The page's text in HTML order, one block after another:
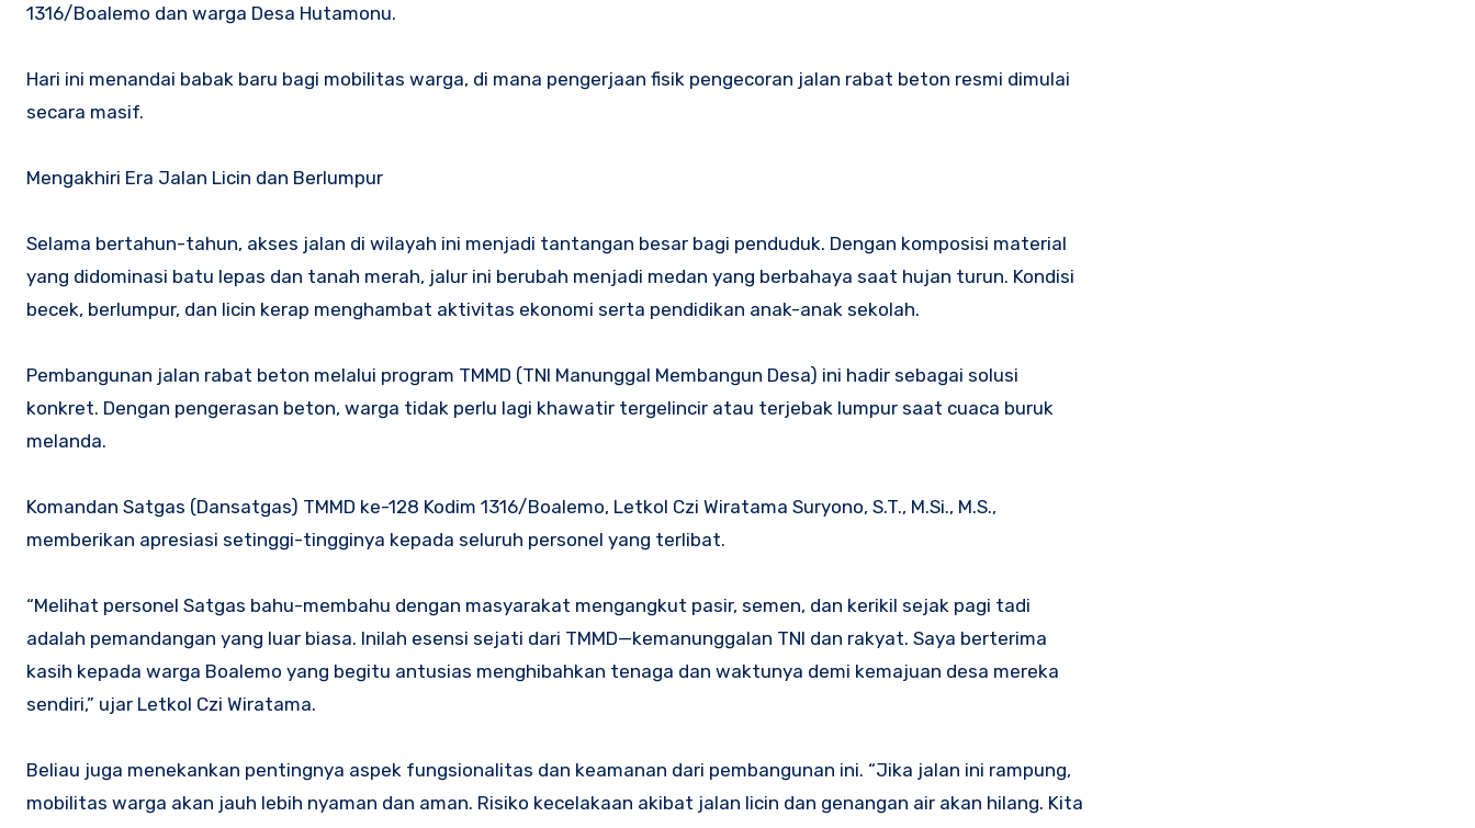
1316/Boalemo dan warga Desa Hutamonu.
Hari ini menandai babak baru bagi mobilitas warga, di mana pengerjaan fisik pengecoran jalan rabat beton resmi dimulai
secara masif.
Mengakhiri Era Jalan Licin dan Berlumpur
Selama bertahun-tahun, akses jalan di wilayah ini menjadi tantangan besar bagi penduduk. Dengan komposisi material
yang didominasi batu lepas dan tanah merah, jalur ini berubah menjadi medan yang berbahaya saat hujan turun. Kondisi
becek, berlumpur, dan licin kerap menghambat aktivitas ekonomi serta pendidikan anak-anak sekolah.
Pembangunan jalan rabat beton melalui program TMMD (TNI Manunggal Membangun Desa) ini hadir sebagai solusi
konkret. Dengan pengerasan beton, warga tidak perlu lagi khawatir tergelincir atau terjebak lumpur saat cuaca buruk
melanda.
Komandan Satgas (Dansatgas) TMMD ke-128 Kodim 1316/Boalemo, Letkol Czi Wiratama Suryono, S.T., M.Si., M.S.,
memberikan apresiasi setinggi-tingginya kepada seluruh personel yang terlibat.
“Melihat personel Satgas bahu-membahu dengan masyarakat mengangkut pasir, semen, dan kerikil sejak pagi tadi
adalah pemandangan yang luar biasa. Inilah esensi sejati dari TMMD—kemanunggalan TNI dan rakyat. Saya berterima
kasih kepada warga Boalemo yang begitu antusias menghibahkan tenaga dan waktunya demi kemajuan desa mereka
sendiri,” ujar Letkol Czi Wiratama.
Beliau juga menekankan pentingnya aspek fungsionalitas dan keamanan dari pembangunan ini. “Jika jalan ini rampung,
mobilitas warga akan jauh lebih nyaman dan aman. Risiko kecelakaan akibat jalan licin dan genangan air akan hilang. Kita